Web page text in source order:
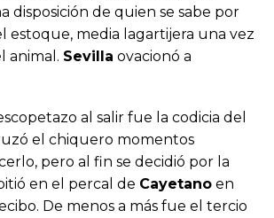
disposición de quien se sabe por
estoque, media lagartijera una vez
animal. Sevilla ovacionó a
al salir fue la codicia del
el chiquero momentos
pero al fin se decidió por la
en el percal de Cayetano en
De menos a más fue el tercio